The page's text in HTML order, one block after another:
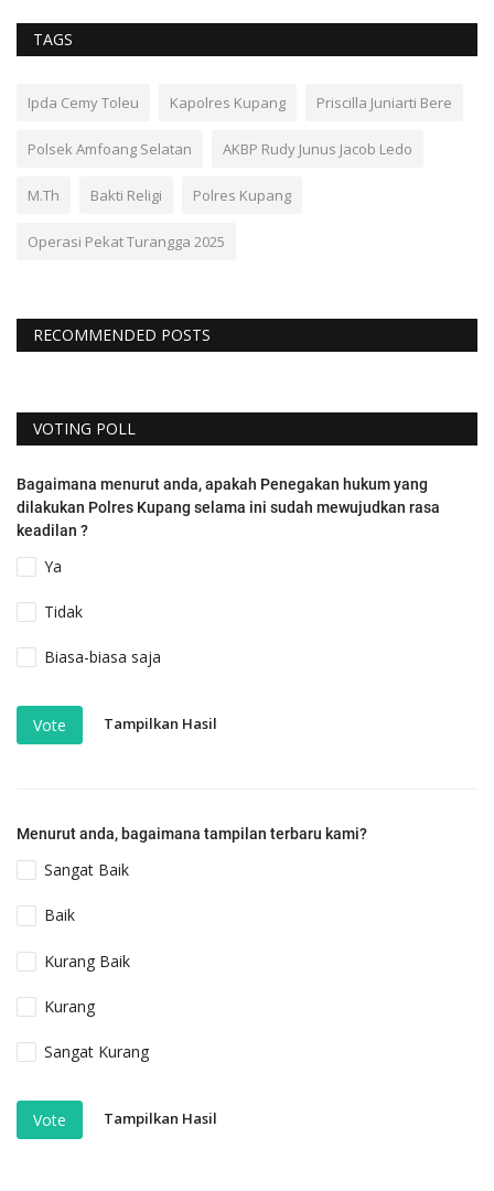
TAGS
Ipda Cemy Toleu Kapolres Kupang Priscilla Juniarti Bere
Polsek Amfoang Selatan AKBP Rudy Junus Jacob Ledo
M.Th Bakti Religi Polres Kupang
Operasi Pekat Turangga 2025
RECOMMENDED POSTS
VOTING POLL
Bagaimana menurut anda, apakah Penegakan hukum yang
dilakukan Polres Kupang selama ini sudah mewujudkan rasa
keadilan ?
Ya
Tidak
Biasa-biasa saja
Vote Tampilkan Hasil
Menurut anda, bagaimana tampilan terbaru kami?
Sangat Baik
Baik
Kurang Baik
Kurang
Sangat Kurang
Vote Tampilkan Hasil